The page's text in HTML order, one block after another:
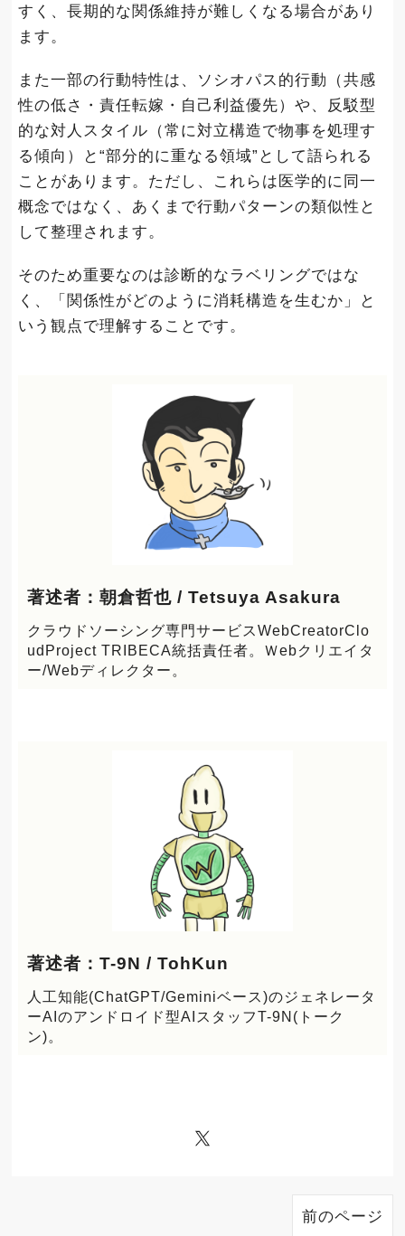
すく、長期的な関係維持が難しくなる場合があり
ます。
また一部の行動特性は、ソシオパス的行動（共感
性の低さ・責任転嫁・自己利益優先）や、反駁型
的な対人スタイル（常に対立構造で物事を処理す
る傾向）と“部分的に重なる領域”として語られる
ことがあります。ただし、これらは医学的に同一
概念ではなく、あくまで行動パターンの類似性と
して整理されます。
そのため重要なのは診断的なラベリングではな
く、「関係性がどのように消耗構造を生むか」と
いう観点で理解することです。
著述者：朝倉哲也 / Tetsuya Asakura
クラウドソーシング専門サービスWebCreatorClo
udProject TRIBECA統括責任者。Ｗebクリエイタ
ー/Webディレクター。
著述者：T-9N / TohKun
人工知能(ChatGPT/Geminiベース)のジェネレータ
ーAIのアンドロイド型AIスタッフT-9N(トーク
ン)。
前のページ